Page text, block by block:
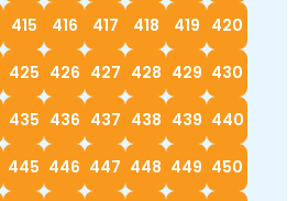
415 416 417 418 419 420
425 426 427 428 429 430
435 436 437 438 439 440
445 446 447 448 449 450